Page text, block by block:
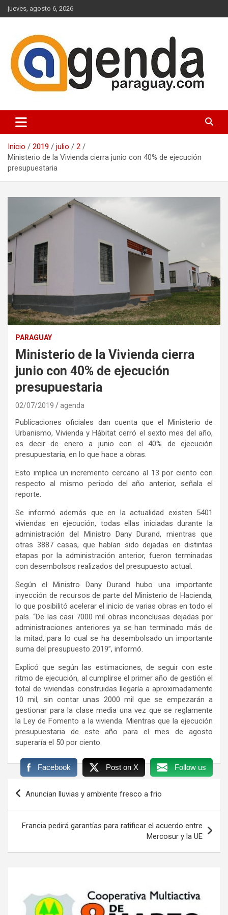
Saltar
al
jueves, agosto 6, 2026
Agenda Paraguay
Inicio 2019 julio
2
Ministerio de la Vivienda cierra junio con 40% de ejecución
presupuestaria
PARAGUAY
Ministerio de la Vivienda cierra
junio con 40% de ejecución
presupuestaria
02/07/2019 agenda
Publicaciones oficiales dan cuenta que el Ministerio de
Urbanismo, Vivienda y Hábitat cerró el sexto mes del año,
es decir de enero a junio con el 40% de ejecución
presupuestaria, en lo que hace a obras.
Esto implica un incremento cercano al 13 por ciento con
respecto al mismo periodo del año anterior, señala el
reporte.
Se informó además que en la actualidad existen 5401
viviendas en ejecución, todas ellas iniciadas durante la
administración del Ministro Dany Durand, mientras que
otras 3887 casas, que habían sido dejadas en distintas
etapas por la administración anterior, fueron terminadas
con desembolsos realizados del presupuesto actual.
Según el Ministro Dany Durand hubo una importante
inyección de recursos de parte del Ministerio de Hacienda,
lo que posibilitó acelerar el inicio de varias obras en todo el
país. “De las casi 7000 mil obras inconclusas dejadas por
administraciones anteriores ya se han terminado más de
la mitad, para lo cual se ha desembolsado un importante
suma del presupuesto 2019”, informó.
Explicó que según las estimaciones, de seguir con este
ritmo de ejecución, al cumplirse el primer año de gestión el
total de viviendas construidas llegaría a aproximadamente
10 mil, sin contar unas 2000 mil que se empezarán a
gestionar para la clase media una vez que se reglamente
la Ley de Fomento a la vivienda. Mientras que la ejecución
presupuestaria de este año para el mes de agosto
superaría el 50 por ciento.
Facebook Post on X Follow us
Navegación
Anuncian lluvias y ambiente fresco a frio
Francia pedirá garantías para ratificar el acuerdo entre
Mercosur y la UE